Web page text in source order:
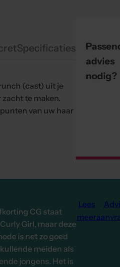
Specificaties
(cast) uit je
te maken.
van uw haar
advies
nodig?
CG staat
Girl, maar deze
is net zo goed
meiden als
jongens. Het is
Lees
meer